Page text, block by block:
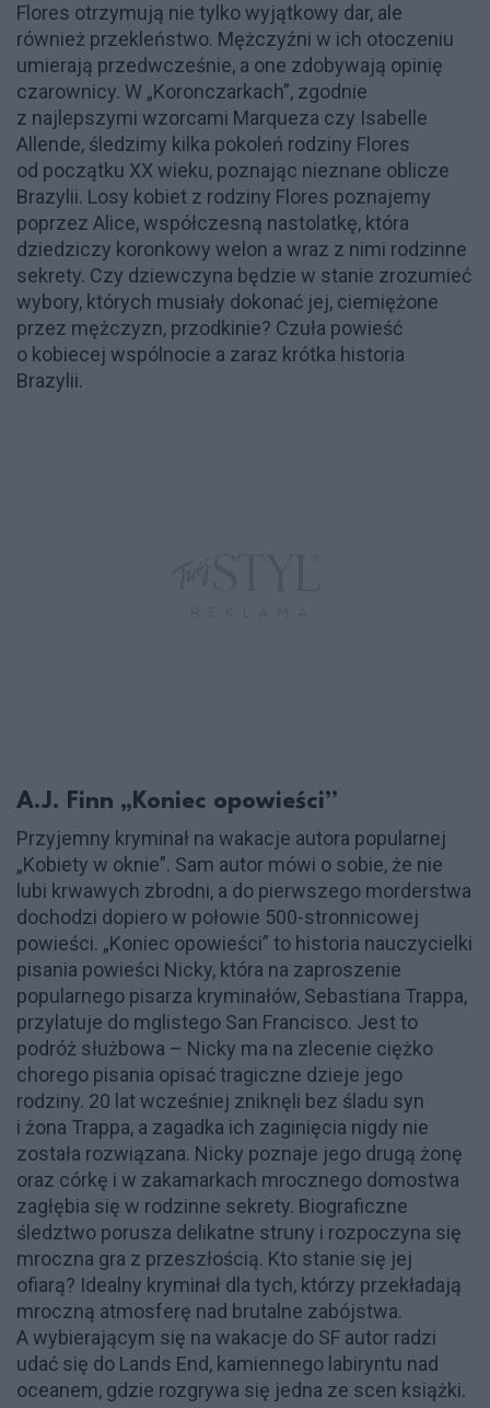
Flores otrzymują nie tylko wyjątkowy dar, ale
również przekleństwo. Mężczyźni w ich otoczeniu
umierają przedwcześnie, a one zdobywają opinię
czarownicy. W „Koronczarkach”, zgodnie
z najlepszymi wzorcami Marqueza czy Isabelle
Allende, śledzimy kilka pokoleń rodziny Flores
od początku XX wieku, poznając nieznane oblicze
Brazylii. Losy kobiet z rodziny Flores poznajemy
poprzez Alice, współczesną nastolatkę, która
dziedziczy koronkowy welon a wraz z nimi rodzinne
sekrety. Czy dziewczyna będzie w stanie zrozumieć
wybory, których musiały dokonać jej, ciemiężone
przez mężczyzn, przodkinie? Czuła powieść
o kobiecej wspólnocie a zaraz krótka historia
Brazylii.
A.J. Finn „Koniec opowieści”
Przyjemny kryminał na wakacje autora popularnej
„Kobiety w oknie”. Sam autor mówi o sobie, że nie
lubi krwawych zbrodni, a do pierwszego morderstwa
dochodzi dopiero w połowie 500-stronnicowej
powieści. „Koniec opowieści” to historia nauczycielki
pisania powieści Nicky, która na zaproszenie
popularnego pisarza kryminałów, Sebastiana Trappa,
przylatuje do mglistego San Francisco. Jest to
podróż służbowa – Nicky ma na zlecenie ciężko
chorego pisania opisać tragiczne dzieje jego
rodziny. 20 lat wcześniej zniknęli bez śladu syn
i żona Trappa, a zagadka ich zaginięcia nigdy nie
została rozwiązana. Nicky poznaje jego drugą żonę
oraz córkę i w zakamarkach mrocznego domostwa
zagłębia się w rodzinne sekrety. Biograficzne
śledztwo porusza delikatne struny i rozpoczyna się
mroczna gra z przeszłością. Kto stanie się jej
ofiarą? Idealny kryminał dla tych, którzy przekładają
mroczną atmosferę nad brutalne zabójstwa.
A wybierającym się na wakacje do SF autor radzi
udać się do Lands End, kamiennego labiryntu nad
oceanem, gdzie rozgrywa się jedna ze scen książki.